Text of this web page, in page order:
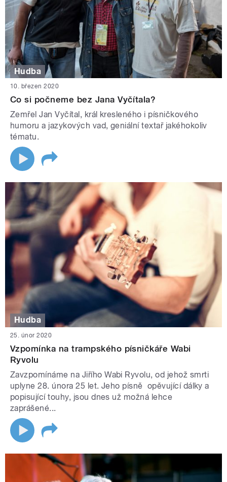
Hudba
10. březen 2020
Co si počneme bez Jana Vyčítala?
Zemřel Jan Vyčítal, král kresleného i písničkového
humoru a jazykových vad, geniální textař jakéhokoliv
tématu.
Hudba
25. únor 2020
Vzpomínka na trampského písničkáře Wabi
Ryvolu
Zavzpomínáme na Jiřího Wabi Ryvolu, od jehož smrti
uplyne 28. února 25 let. Jeho písně opěvující dálky a
popisující touhy, jsou dnes už možná lehce
zaprášené...